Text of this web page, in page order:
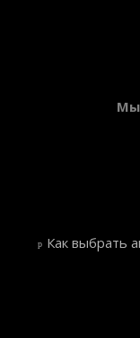
Мы
Как выбрать